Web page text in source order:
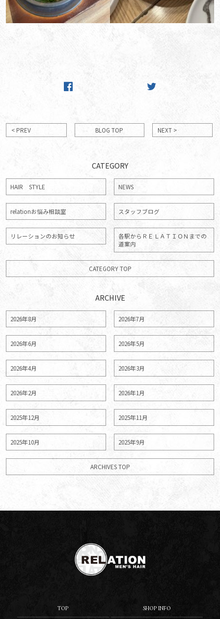
< PREV BLOG TOP NEXT >
CATEGORY
HAIR STYLE NEWS
relationお悩み相談室 スタッフブログ
リレーションのお知らせ
各駅からＲＥＬＡＴＩＯＮまでの
道案内
CATEGORY TOP
ARCHIVE
2026年8月 2026年7月
2026年6月 2026年5月
2026年4月 2026年3月
2026年2月 2026年1月
2025年12月 2025年11月
2025年10月 2025年9月
ARCHIVES TOP
TOP
SHOP INFO